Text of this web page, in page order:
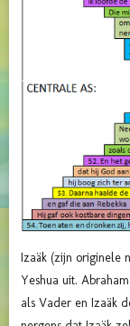
Izaäk (zijn originele
Yeshua uit.
als Vader en Izaäk